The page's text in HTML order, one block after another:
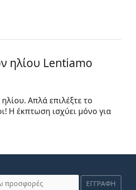
ηλίου Lentiamo
Απλά επιλέξτε το
Η έκπτωση ισχύει μόνο για
ΕΓΓΡΑΦΗ